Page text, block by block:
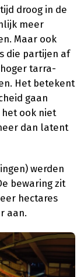
droog in de
meer
Maar ook
die partijen af
tarra-
Het betekent
gaan
ook niet
dan latent
werden
bewaring zit
hectares
aan.